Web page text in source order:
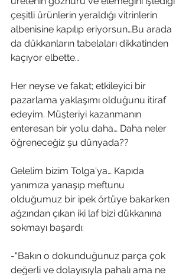
çeşitli ürünlerin yeraldığı vitrinlerin
albenisine kapılıp eriyorsun…Bu arada
da dükkanların tabelaları dikkatinden
kaçıyor elbette…
Her neyse ve fakat; etkileyici bir
pazarlama yaklaşımı olduğunu itiraf
edeyim. Müşteriyi kazanmanın
enteresan bir yolu daha… Daha neler
öğreneceğiz şu dünyada??
Gelelim bizim Tolga'ya… Kapıda
yanımıza yanaşıp meftunu
olduğumuz bir ipek örtüye bakarken
ağzından çıkan iki laf bizi dükkanına
sokmayı başardı:
-"Bakın o dokunduğunuz parça çok
değerli ve dolayısıyla pahalı ama ne